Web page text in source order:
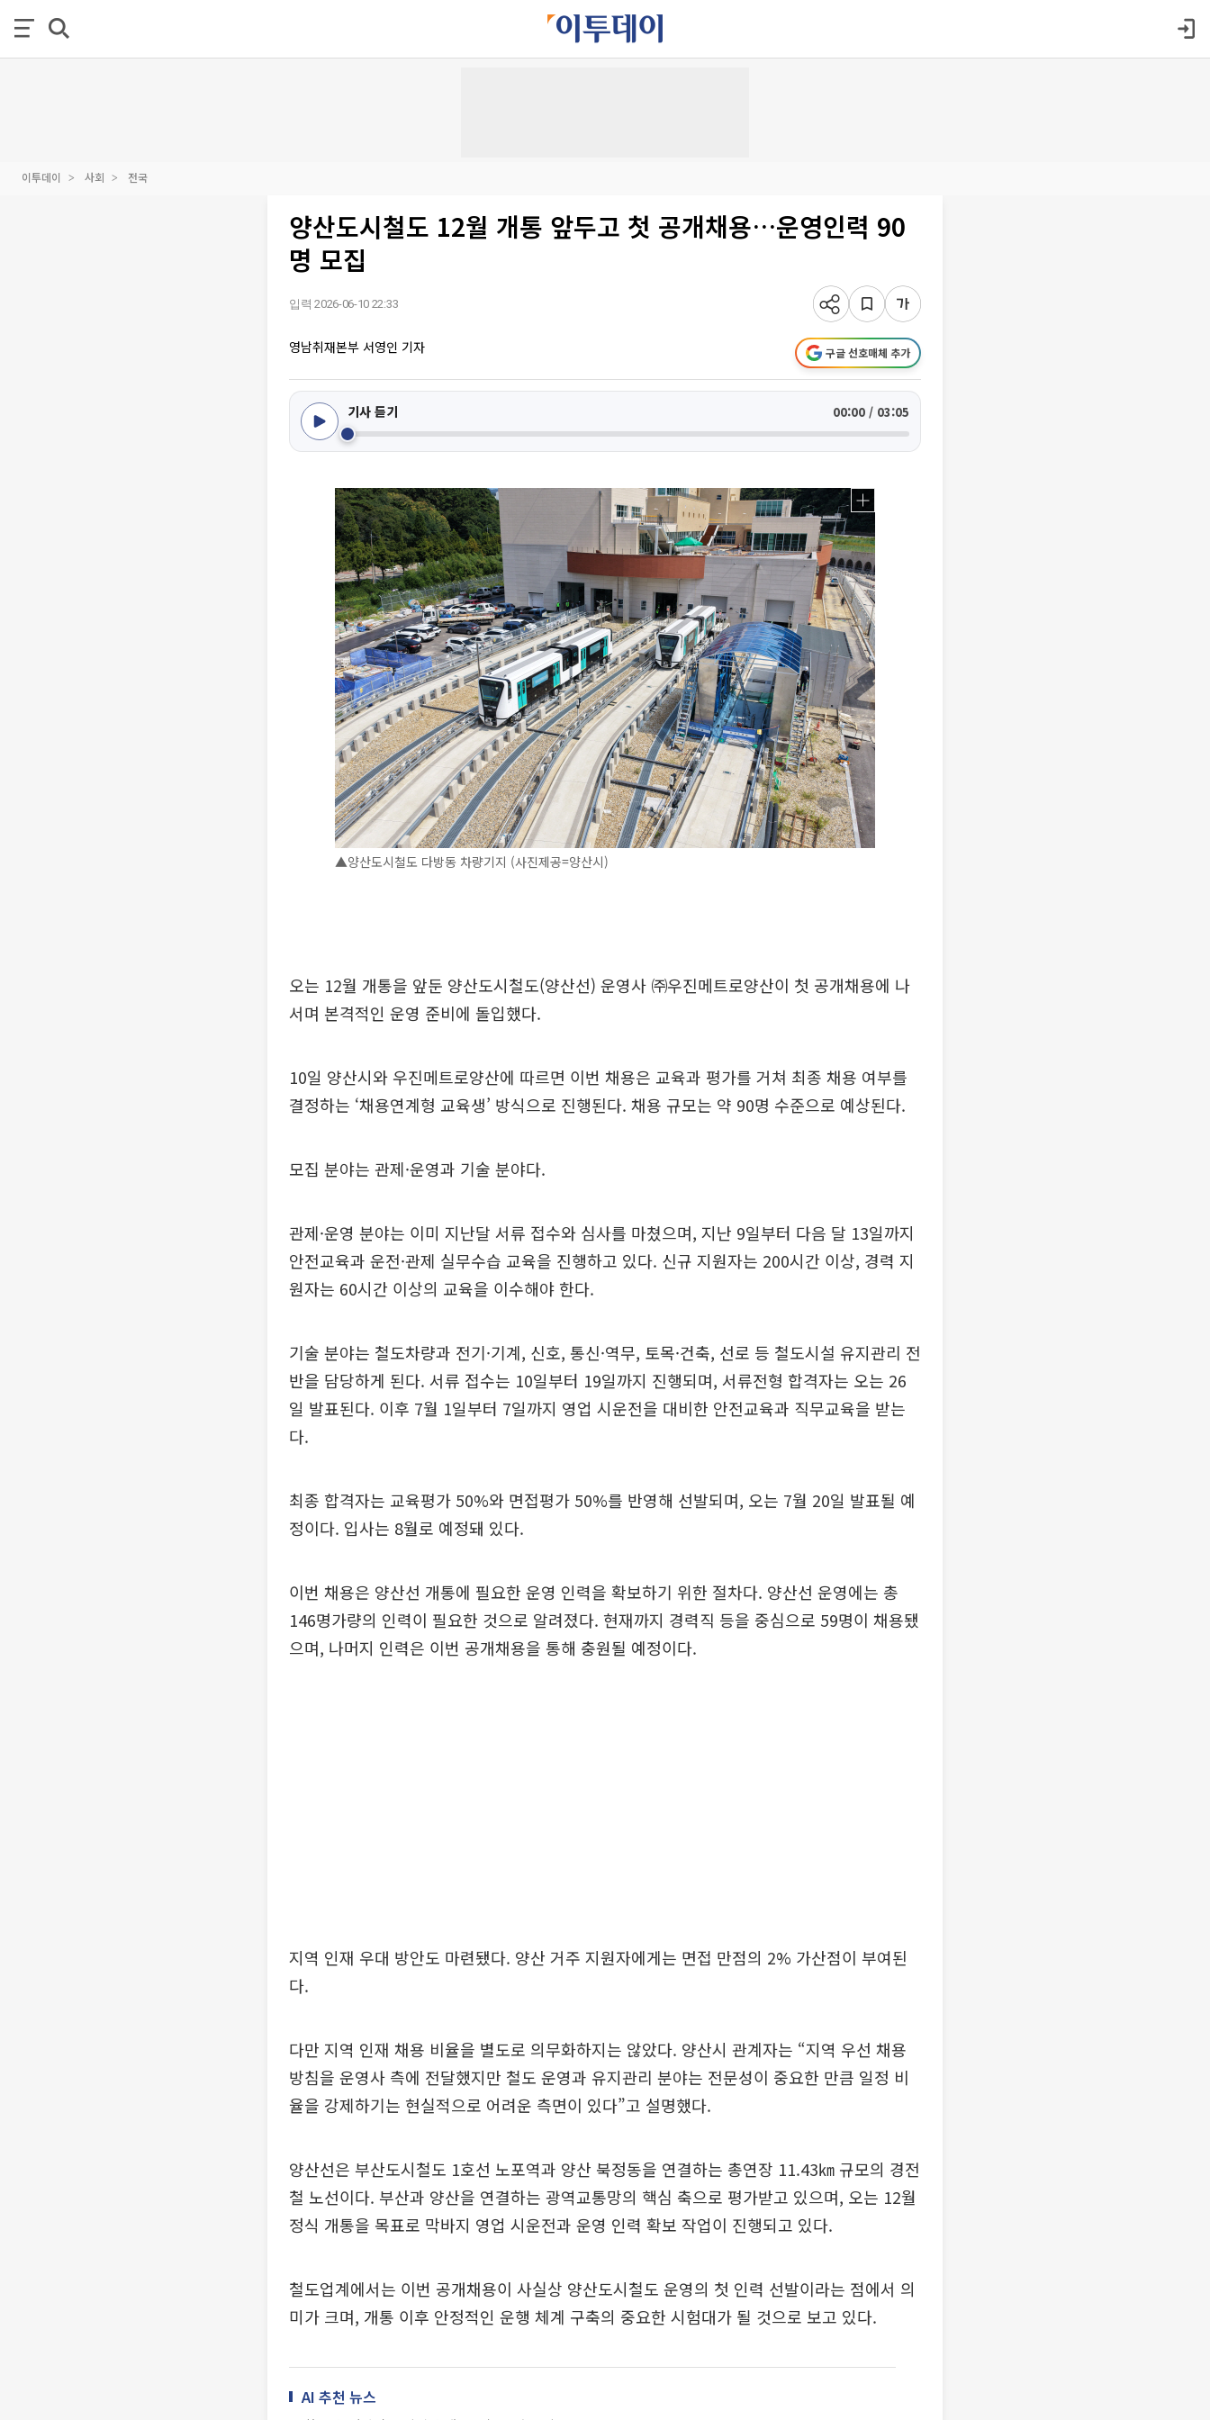
이투데이 사회 전국
양산도시철도 12월 개통 앞두고 첫 공개채용…운영인력 90
명 모집
입력 2026-06-10 22:33
영남취재본부 서영인 기자 구글 선호매체 추가
기사 듣기 00:00 / 03:05
▲양산도시철도 다방동 차량기지 (사진제공=양산시)
오는 12월 개통을 앞둔 양산도시철도(양산선) 운영사 ㈜우진메트로양산이 첫 공개채용에 나
서며 본격적인 운영 준비에 돌입했다.
10일 양산시와 우진메트로양산에 따르면 이번 채용은 교육과 평가를 거쳐 최종 채용 여부를
결정하는 ‘채용연계형 교육생’ 방식으로 진행된다. 채용 규모는 약 90명 수준으로 예상된다.
모집 분야는 관제·운영과 기술 분야다.
관제·운영 분야는 이미 지난달 서류 접수와 심사를 마쳤으며, 지난 9일부터 다음 달 13일까지
안전교육과 운전·관제 실무수습 교육을 진행하고 있다. 신규 지원자는 200시간 이상, 경력 지
원자는 60시간 이상의 교육을 이수해야 한다.
기술 분야는 철도차량과 전기·기계, 신호, 통신·역무, 토목·건축, 선로 등 철도시설 유지관리 전
반을 담당하게 된다. 서류 접수는 10일부터 19일까지 진행되며, 서류전형 합격자는 오는 26
일 발표된다. 이후 7월 1일부터 7일까지 영업 시운전을 대비한 안전교육과 직무교육을 받는
다.
최종 합격자는 교육평가 50%와 면접평가 50%를 반영해 선발되며, 오는 7월 20일 발표될 예
정이다. 입사는 8월로 예정돼 있다.
이번 채용은 양산선 개통에 필요한 운영 인력을 확보하기 위한 절차다. 양산선 운영에는 총
146명가량의 인력이 필요한 것으로 알려졌다. 현재까지 경력직 등을 중심으로 59명이 채용됐
으며, 나머지 인력은 이번 공개채용을 통해 충원될 예정이다.
지역 인재 우대 방안도 마련됐다. 양산 거주 지원자에게는 면접 만점의 2% 가산점이 부여된
다.
다만 지역 인재 채용 비율을 별도로 의무화하지는 않았다. 양산시 관계자는 “지역 우선 채용
방침을 운영사 측에 전달했지만 철도 운영과 유지관리 분야는 전문성이 중요한 만큼 일정 비
율을 강제하기는 현실적으로 어려운 측면이 있다”고 설명했다.
양산선은 부산도시철도 1호선 노포역과 양산 북정동을 연결하는 총연장 11.43㎞ 규모의 경전
철 노선이다. 부산과 양산을 연결하는 광역교통망의 핵심 축으로 평가받고 있으며, 오는 12월
정식 개통을 목표로 막바지 영업 시운전과 운영 인력 확보 작업이 진행되고 있다.
철도업계에서는 이번 공개채용이 사실상 양산도시철도 운영의 첫 인력 선발이라는 점에서 의
미가 크며, 개통 이후 안정적인 운행 체계 구축의 중요한 시험대가 될 것으로 보고 있다.
AI 추천 뉴스